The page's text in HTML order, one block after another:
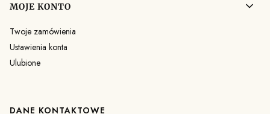
MOJE KONTO
Twoje zamówienia
Ustawienia konta
Ulubione
DANE KONTAKTOWE